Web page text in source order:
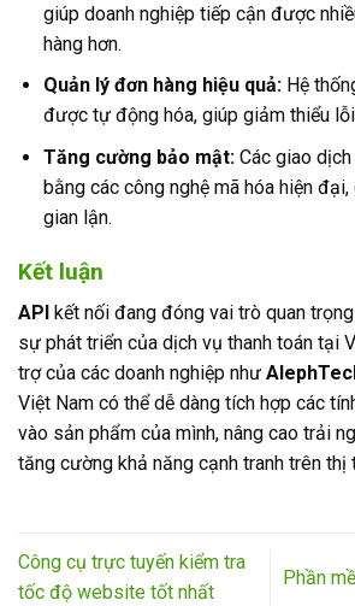
giúp doanh nghiệp tiếp cận được
hàng hơn.
Quản lý đơn hàng hiệu quả:Hệ
được tự động hóa, giúp giảm thiểu
Tăng cường bảo mật:Các giao
bằng các công nghệ mã hóa hiện
gian lận.
Kết luận
API kết nối đang đóng vai trò quan
sự phát triển của dịch vụ thanh toán tại
trợ của các doanh nghiệp như
Việt Nam có thể dễ dàng tích hợp các
vào sản phẩm của mình, nâng cao trải
tăng cường khả năng cạnh tranh trên thị
Công cụ trực tuyến kiểm tra
tốc độ website tốt nhất
Phần